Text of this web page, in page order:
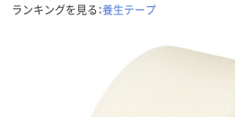
ランキングを見る：養生テープ